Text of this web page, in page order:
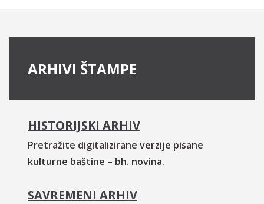
ARHIVI ŠTAMPE
HISTORIJSKI ARHIV
Pretražite digitalizirane verzije pisane
kulturne baštine – bh. novina.
SAVREMENI ARHIV